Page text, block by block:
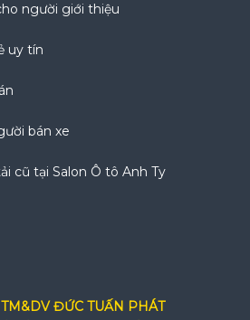
người giới thiệu
uy tín
bán xe
cũ tại Salon Ô tô Anh Ty
ĐỨC TUẤN PHÁT